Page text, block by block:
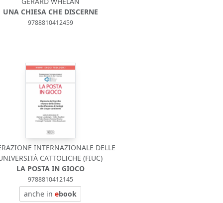
UNA CHIESA CHE DISCERNE
9788810412459
INTERNAZIONALE DELLE
CATTOLICHE (FIUC)
LA POSTA IN GIOCO
9788810412145
anche inebook